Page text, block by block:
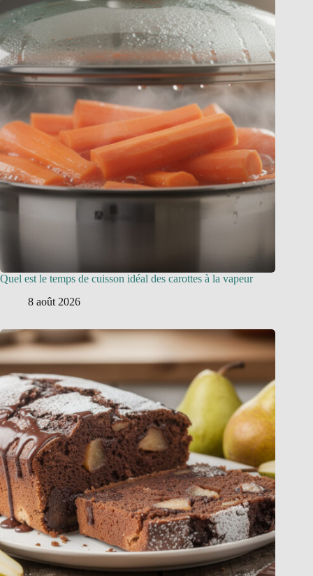
Quel est le temps de cuisson idéal des carottes à la vapeur
8 août 2026